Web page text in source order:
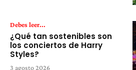
Debes leer...
¿Qué tan sostenibles son
los conciertos de Harry
Styles?
3 agosto 2026